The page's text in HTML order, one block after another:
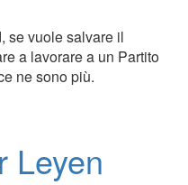
se vuole salvare il
a lavorare a un Partito
ne sono più.
Leyen